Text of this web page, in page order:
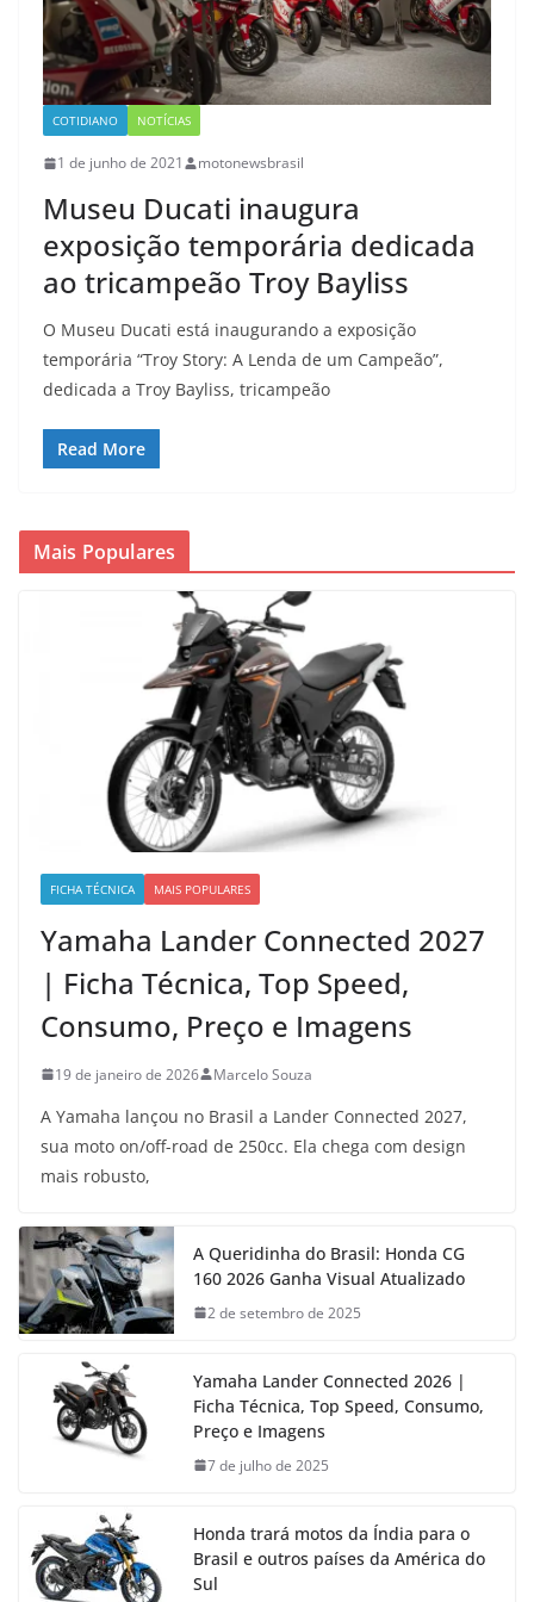
COTIDIANO NOTÍCIAS
1 de junho de 2021 motonewsbrasil
Museu Ducati inaugura
exposição temporária dedicada
ao tricampeão Troy Bayliss
O Museu Ducati está inaugurando a exposição
temporária “Troy Story: A Lenda de um Campeão”,
dedicada a Troy Bayliss, tricampeão
Read More
Mais Populares
FICHA TÉCNICA MAIS POPULARES
Yamaha Lander Connected 2027
| Ficha Técnica, Top Speed,
Consumo, Preço e Imagens
19 de janeiro de 2026 Marcelo Souza
A Yamaha lançou no Brasil a Lander Connected 2027,
sua moto on/off-road de 250cc. Ela chega com design
mais robusto,
A Queridinha do Brasil: Honda CG
160 2026 Ganha Visual Atualizado
2 de setembro de 2025
Yamaha Lander Connected 2026 |
Ficha Técnica, Top Speed, Consumo,
Preço e Imagens
7 de julho de 2025
Honda trará motos da Índia para o
Brasil e outros países da América do
Sul